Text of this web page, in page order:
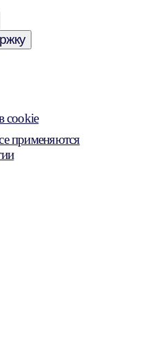
cookie
применяются